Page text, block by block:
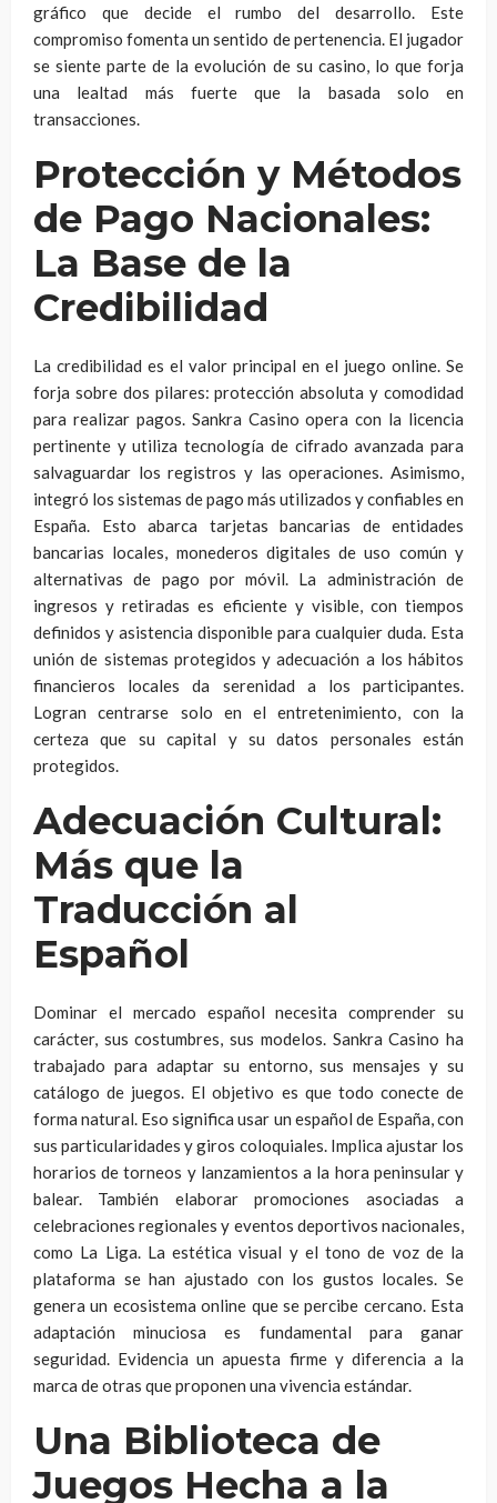
gráfico que decide el rumbo del desarrollo. Este
compromiso fomenta un sentido de pertenencia. El jugador
se siente parte de la evolución de su casino, lo que forja
una lealtad más fuerte que la basada solo en
transacciones.
Protección y Métodos
de Pago Nacionales:
La Base de la
Credibilidad
La credibilidad es el valor principal en el juego online. Se
forja sobre dos pilares: protección absoluta y comodidad
para realizar pagos. Sankra Casino opera con la licencia
pertinente y utiliza tecnología de cifrado avanzada para
salvaguardar los registros y las operaciones. Asimismo,
integró los sistemas de pago más utilizados y confiables en
España. Esto abarca tarjetas bancarias de entidades
bancarias locales, monederos digitales de uso común y
alternativas de pago por móvil. La administración de
ingresos y retiradas es eficiente y visible, con tiempos
definidos y asistencia disponible para cualquier duda. Esta
unión de sistemas protegidos y adecuación a los hábitos
financieros locales da serenidad a los participantes.
Logran centrarse solo en el entretenimiento, con la
certeza que su capital y su datos personales están
protegidos.
Adecuación Cultural:
Más que la
Traducción al
Español
Dominar el mercado español necesita comprender su
carácter, sus costumbres, sus modelos. Sankra Casino ha
trabajado para adaptar su entorno, sus mensajes y su
catálogo de juegos. El objetivo es que todo conecte de
forma natural. Eso significa usar un español de España, con
sus particularidades y giros coloquiales. Implica ajustar los
horarios de torneos y lanzamientos a la hora peninsular y
balear. También elaborar promociones asociadas a
celebraciones regionales y eventos deportivos nacionales,
como La Liga. La estética visual y el tono de voz de la
plataforma se han ajustado con los gustos locales. Se
genera un ecosistema online que se percibe cercano. Esta
adaptación minuciosa es fundamental para ganar
seguridad. Evidencia un apuesta firme y diferencia a la
marca de otras que proponen una vivencia estándar.
Una Biblioteca de
Juegos Hecha a la